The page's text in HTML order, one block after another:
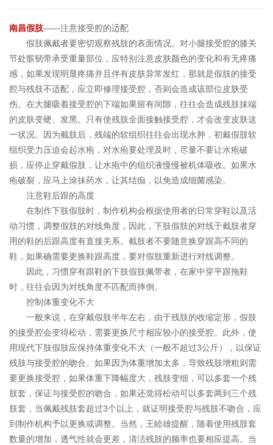
南昌假肢——注意接受腔的适配
假肢佩戴者要密切观察残肢的表面情况。对小腿接受腔的膝关
节处髌韧带承受重量部位，应特别注意皮肤颜色的变化和有无疼痛
感，如果发现明显疼痛并且伴有皮肤异常发红，那就是假肢的接受
腔与残肢不适配，应立即修理接受腔，否则会造成该部位皮肤受
伤。在大腿吸着接受腔的下端如果留有间隙，往往会造成残肢抹端
的皮肤变硬、发黑。只有使残肢全面接触接受腔，才会改变皮肤这
一状况。因为截肢后，残端的软组织往往会出现水肿，初戴假肢软
组织受力压迫会起水疱，对水疱要处理及时，尽量不要让水疱破
损，应停止穿戴假肢，让水疱中的组织液慢慢被机体吸收。如果水
疱破裂，应马上涂抹药水，让其结痂，以免造成细菌感染。
注意鞋后跟的高度
在制作下肢假肢时，制作机构会根据使用者的日常穿鞋以及活
动习惯，调整假肢的对线角度，因此，下肢假肢的对线于截肢者穿
用的鞋的后跟高度有直接关系。截肢者不要随意换穿跟高不同的
鞋，如果确需要更换鞋跟高度，要对假肢重新进行对线调整。
因此，习惯穿有跟鞋的下肢假肢佩带者，在家中穿平跟拖鞋
时，往往会因为对线角度不匹配而摔倒。
控制体重变化不大
一般来说，在穿戴假肢半年左右，由于残肢的收缩定形，假肢
的接受腔会变得松动，需要更换尺寸相应较小的接受腔。此外，使
用现代下肢假肢应保持体重变化不大（一般不超过3公斤），以保证
残肢与接受腔的吻合。如果因为体重增加太多，导致残肢增粗则需
要更换接受腔，如果体重下降幅度大，残肢变细，可以多套一个残
肢套，保证与接受腔的吻合，如果还觉得松动可以多套两到三个残
肢套，当佩戴残肢套超过3个以上，就证明接受腔与残肢不吻合，应
到制作机构予以更换或调整。当然，王睦雄提醒，随着使用残肢套
数量的增加，透气性就会更差，清洁残肢的频率也要相应提高。当